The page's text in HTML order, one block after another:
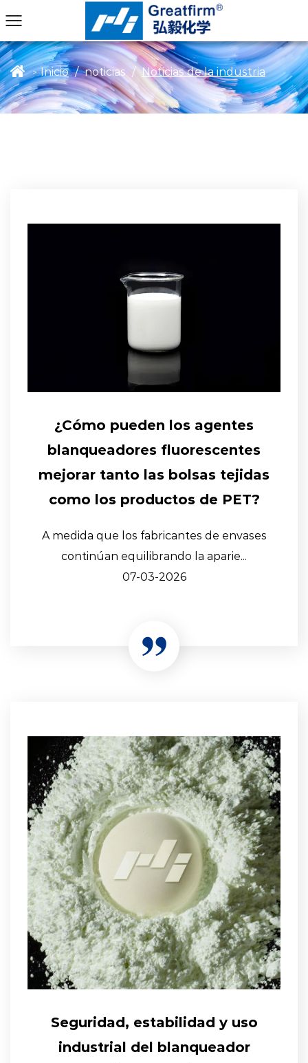
> Inicio / noticias / Noticias de la industria
¿Cómo pueden los agentes
blanqueadores fluorescentes
mejorar tanto las bolsas tejidas
como los productos de PET?
A medida que los fabricantes de envases
continúan equilibrando la aparie...
07-03-2026
Seguridad, estabilidad y uso
industrial del blanqueador